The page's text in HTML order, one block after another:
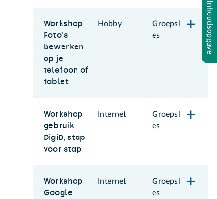
Inhoudsopgave
Workshop
Foto's
bewerken
op je
telefoon of
tablet
Hobby
Groepsl
es
Workshop
gebruik
DigiD, stap
voor stap
Internet
Groepsl
es
Workshop
Google
Internet
Groepsl
es